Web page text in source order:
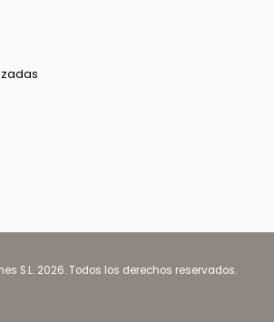
S.L. 2026. Todos los derechos reservados.